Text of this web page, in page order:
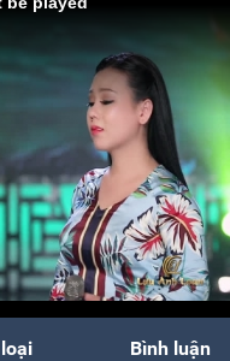
Bình luận